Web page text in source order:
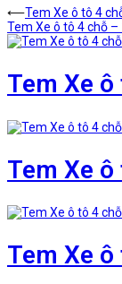
⟵Tem Xe ô tô 4
Tem Xe ô tô 4 chỗ –
Tem Xe
Tem Xe
Tem Xe